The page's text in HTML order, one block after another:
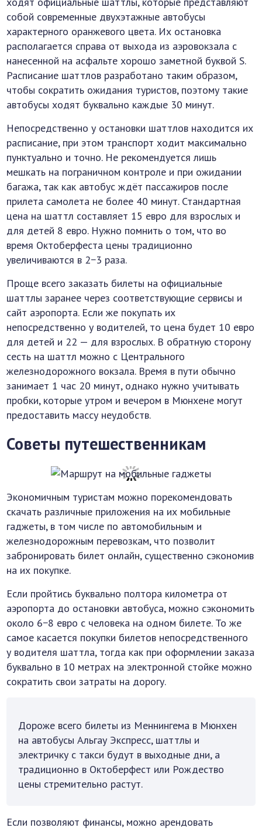
собой современные двухэтажные автобусы
характерного оранжевого цвета. Их остановка
располагается справа от выхода из аэровокзала с
нанесенной на асфальте хорошо заметной буквой S.
Расписание шаттлов разработано таким образом,
чтобы сократить ожидания туристов, поэтому такие
автобусы ходят буквально каждые 30 минут.
Непосредственно у остановки шаттлов находится их
расписание, при этом транспорт ходит максимально
пунктуально и точно. Не рекомендуется лишь
мешкать на пограничном контроле и при ожидании
багажа, так как автобус ждёт пассажиров после
прилета самолета не более 40 минут. Стандартная
цена на шаттл составляет 15 евро для взрослых и
для детей 8 евро. Нужно помнить о том, что во
время Октоберфеста цены традиционно
увеличиваются в 2−3 раза.
Проще всего заказать билеты на официальные
шаттлы заранее через соответствующие сервисы и
сайт аэропорта. Если же покупать их
непосредственно у водителей, то цена будет 10 евро
для детей и 22 — для взрослых. В обратную сторону
сесть на шаттл можно с Центрального
железнодорожного вокзала. Время в пути обычно
занимает 1 час 20 минут, однако нужно учитывать
пробки, которые утром и вечером в Мюнхене могут
предоставить массу неудобств.
Советы путешественникам
Экономичным туристам можно порекомендовать
скачать различные приложения на их мобильные
гаджеты, в том числе по автомобильным и
железнодорожным перевозкам, что позволит
забронировать билет онлайн, существенно сэкономив
на их покупке.
Если пройтись буквально полтора километра от
аэропорта до остановки автобуса, можно сэкономить
около 6−8 евро с человека на одном билете. То же
самое касается покупки билетов непосредственного
у водителя шаттла, тогда как при оформлении заказа
буквально в 10 метрах на электронной стойке можно
сократить свои затраты на дорогу.
Дороже всего билеты из Меннингема в Мюнхен
на автобусы Альгау Экспресс, шаттлы и
электричку с такси будут в выходные дни, а
традиционно в Октоберфест или Рождество
цены стремительно растут.
Если позволяют финансы, можно арендовать